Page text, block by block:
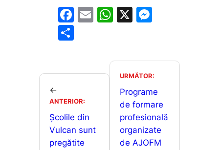
F
b
o
k
E
W
s
A
p
p
X
s
e
n
g
er
je
a
z
ă
←
ANTERIOR:
Școlile din
Vulcan sunt
pregătite
URMĂTOR:
Programe
de formare
profesională
organizate
de AJOFM